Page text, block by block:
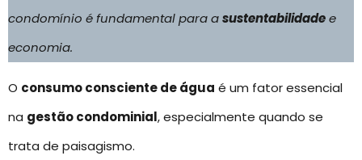
condomínio é fundamental para asustentabilidadee
economia.
O consumo consciente de água é um fator essencial
na gestão condominial, especialmente quando se
trata de paisagismo.